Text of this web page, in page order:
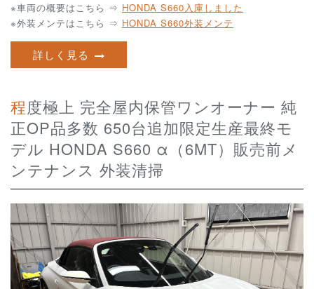
※車両の概要はこちら ⇒ HONDA S660入庫しました
※外装メンテはこちら ⇒ HONDA S660外装メンテ
詳しく見る
程度極上 完全屋内保管ワンオーナー 純
正OP品多数 650台追加限定生産最終モ
デル HONDA S660 α（6MT）販売前メ
ンテナンス 外装清掃